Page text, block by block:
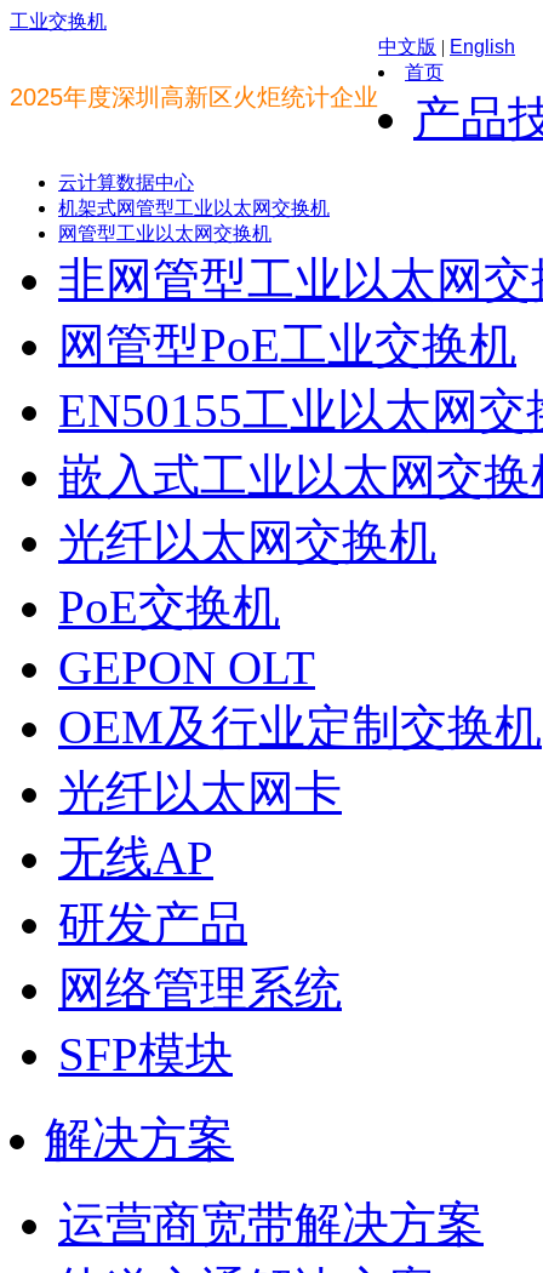
工业交换机
2025年度深圳高新区火炬统计企业
中文版 | English
首页
产品
云计算数据中心
机架式网管型工业以太网交换机
网管型工业以太网交换机
非网管型工业以太网交
网管型PoE工业交换机
EN50155工业以太网交
嵌入式工业以太网交换
光纤以太网交换机
PoE交换机
GEPON OLT
OEM及行业定制交换机
光纤以太网卡
无线AP
研发产品
网络管理系统
SFP模块
解决方案
运营商宽带解决方案